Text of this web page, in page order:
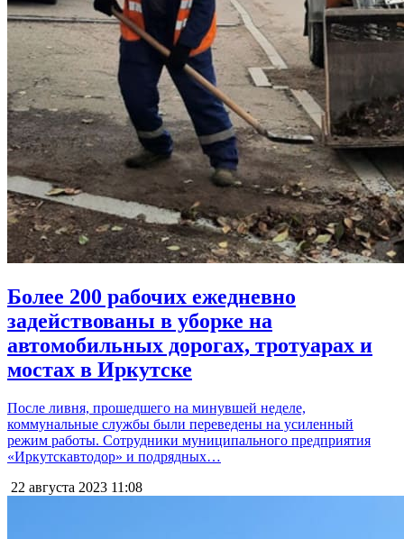
Более 200 рабочих ежедневно
задействованы в уборке на
автомобильных дорогах, тротуарах и
мостах в Иркутске
После ливня, прошедшего на минувшей неделе,
коммунальные службы были переведены на усиленный
режим работы. Сотрудники муниципального предприятия
«Иркутскавтодор» и подрядных…
22 августа 2023 11:08